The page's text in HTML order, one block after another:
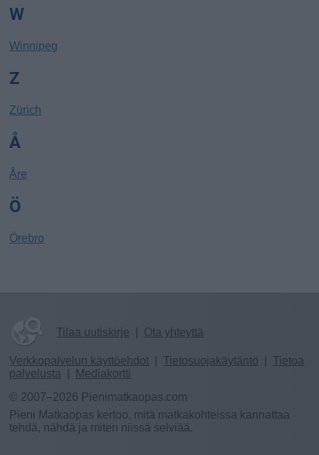
W
Winnipeg
Z
Zürich
Å
Åre
Ö
Örebro
Tilaa uutiskirje Ota yhteyttä
Verkkopalvelun käyttöehdot Tietosuojakäytäntö
Tietoa
palvelusta
Mediakortti
© 2007–2026 Pienimatkaopas.com
Pieni Matkaopas kertoo, mitä matkakohteissa kannattaa
tehdä, nähdä ja miten niissä selviää.